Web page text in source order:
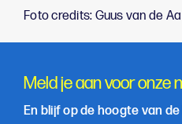
Foto credits: Guus van de Aa
Meld je aan voor onze
En blijf op de hoogte van